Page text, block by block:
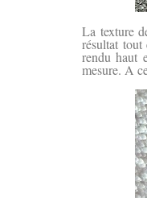
La texture
résultat
rendu haut
mesure. A